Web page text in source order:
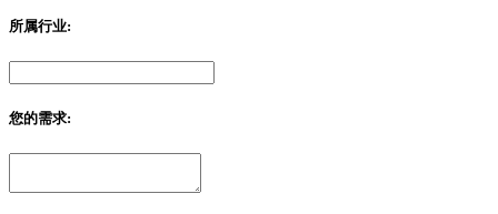
所属行业:
您的需求: